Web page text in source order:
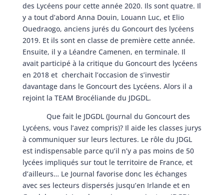
des Lycéens pour cette année 2020. Ils sont quatre. Il
y a tout d’abord Anna Douin, Louann Luc, et Elio
Ouedraogo, anciens jurés du Goncourt des lycéens
2019. Et ils sont en classe de première cette année.
Ensuite, il y a Léandre Camenen, en terminale. Il
avait participé à la critique du Goncourt des lycéens
en 2018 et cherchait l’occasion de s’investir
davantage dans le Goncourt des Lycéens. Alors il a
rejoint la TEAM Brocéliande du JDGDL.
Que fait le JDGDL (Journal du Goncourt des
Lycéens, vous l’avez compris)? Il aide les classes jurys
à communiquer sur leurs lectures. Le rôle du JDGL
est indispensable parce qu’il n’y a pas moins de 50
lycées impliqués sur tout le territoire de France, et
d’ailleurs… Le Journal favorise donc les échanges
avec ses lecteurs dispersés jusqu’en Irlande et en